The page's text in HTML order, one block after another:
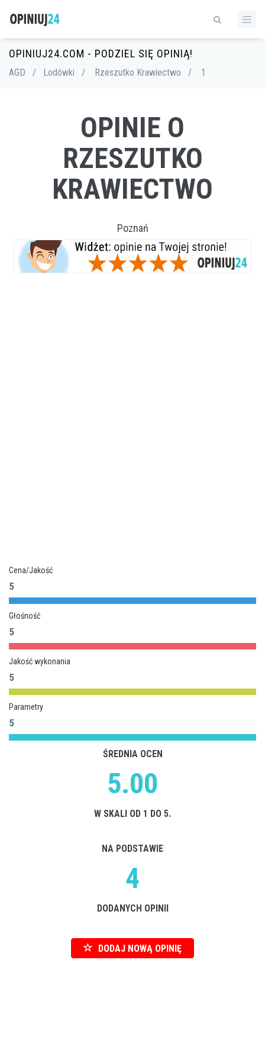
OPINIUJ24.COM - PODZIEL SIĘ OPINIĄ!
AGD / Lodówki / Rzeszutko Krawiectwo / 1
OPINIE O
RZESZUTKO
KRAWIECTWO
Poznań
Cena/Jakość
5
Głośność
5
Jakość wykonania
5
Parametry
5
ŚREDNIA OCEN
5.00
W SKALI OD 1 DO 5.
NA PODSTAWIE
4
DODANYCH OPINII
DODAJ NOWĄ OPINIĘ